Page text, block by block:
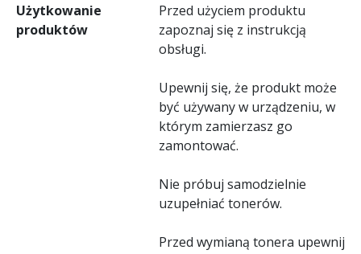
Użytkowanie
produktów
Przed użyciem produktu
zapoznaj się z instrukcją
obsługi.
Upewnij się, że produkt może
być używany w urządzeniu, w
którym zamierzasz go
zamontować.
Nie próbuj samodzielnie
uzupełniać tonerów.
Przed wymianą tonera upewnij